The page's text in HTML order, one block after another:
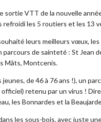
sortie VTT de la nouvelle
refroidi les 5 routiers et les 13
leurs meilleurs vœux,
de sainteté : St Jean
Mâts, Montcenis.
de 46 à 76 ans !), un
retenu par un virus !
les Bonnardes et la
les sous-bois, avec juste